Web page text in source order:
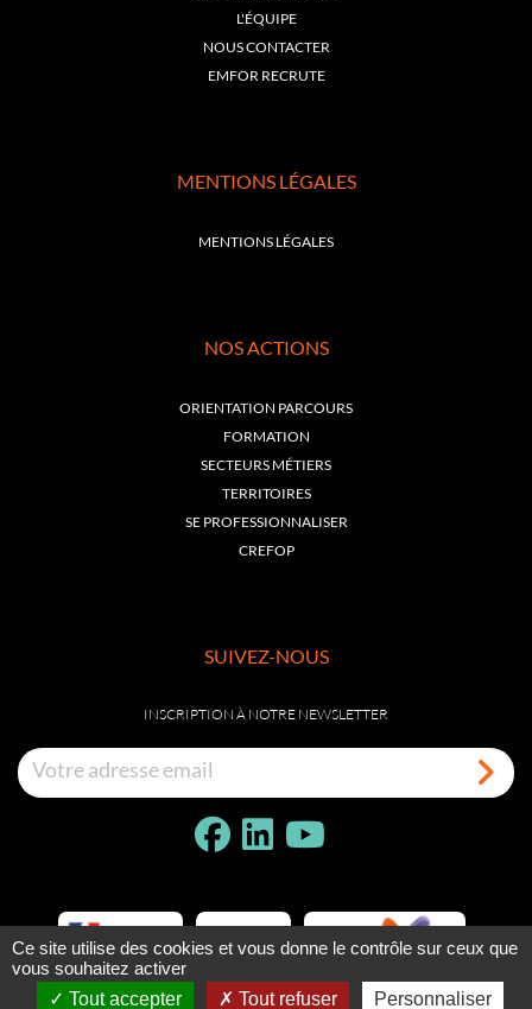
L'ÉQUIPE
NOUS CONTACTER
EMFOR RECRUTE
MENTIONS LÉGALES
MENTIONS LÉGALES
NOS ACTIONS
ORIENTATION PARCOURS
FORMATION
SECTEURS MÉTIERS
TERRITOIRES
SE PROFESSIONNALISER
CREFOP
SUIVEZ-NOUS
INSCRIPTION À NOTRE NEWSLETTER
Ce site utilise des cookies et vous donne le contrôle sur ceux que
vous souhaitez activer
Tout accepter
Tout refuser Personnaliser